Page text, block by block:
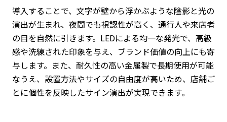
導入することで、文字が壁から浮かぶような陰影と光の
演出が生まれ、夜間でも視認性が高く、通行人や来店者
の目を自然に引きます。LEDによる均一な発光で、高級
感や洗練された印象を与え、ブランド価値の向上にも寄
与します。また、耐久性の高い金属製で長期使用が可能
なうえ、設置方法やサイズの自由度が高いため、店舗ご
とに個性を反映したサイン演出が実現できます。